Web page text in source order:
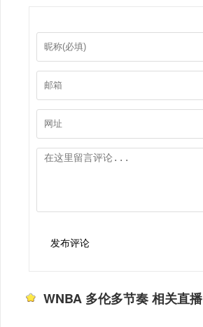
发布评论
WNBA 多伦多节奏 相关直播